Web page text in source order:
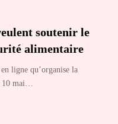
soutenir le
alimentaire
ligne qu’organise la
mai…